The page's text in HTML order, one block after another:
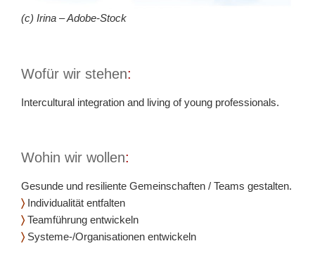
(c) Irina – Adobe-Stock
Wofür wir stehen:
Intercultural integration and living of young professionals.
Wohin wir wollen:
Gesunde und resiliente Gemeinschaften / Teams gestalten.
〉 Individualität entfalten
〉Teamführung entwickeln
〉 Systeme-/Organisationen entwickeln